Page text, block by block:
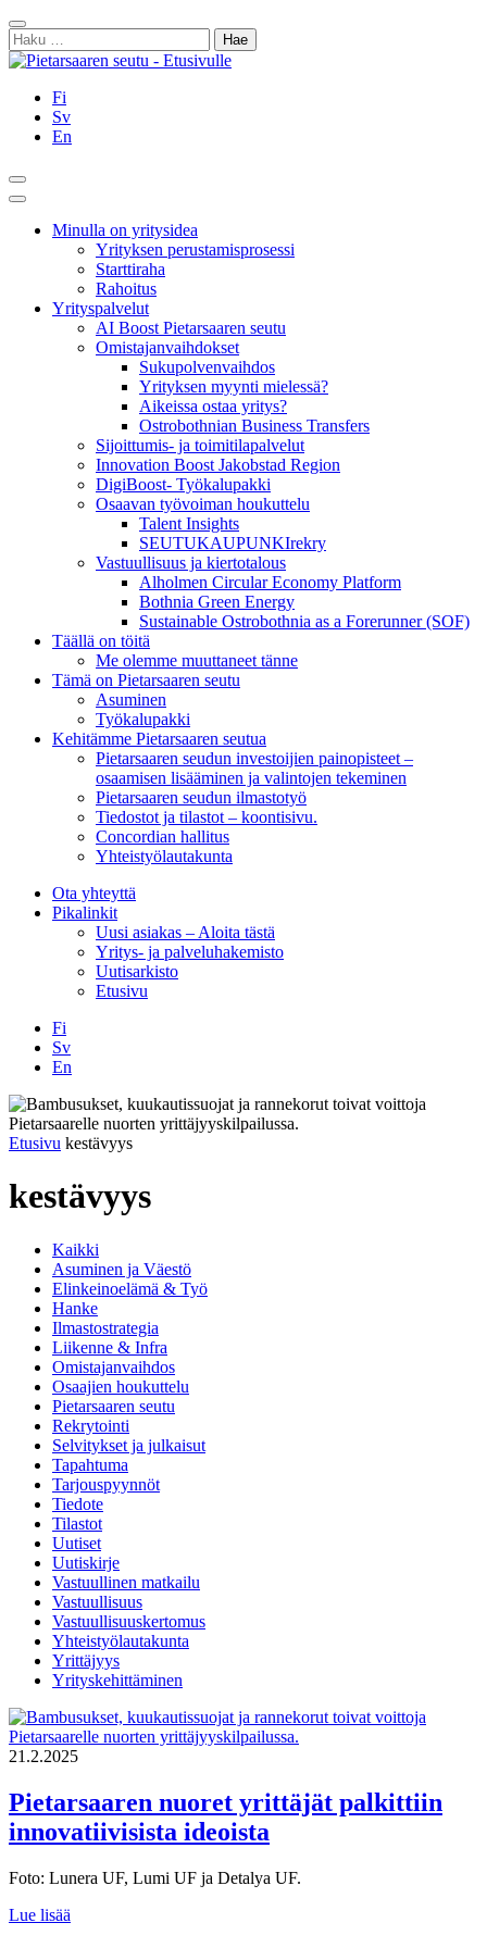
Siirry
sisältöön
Sulje
Haku:
Fi
Sv
En
Hae
Päävalikko
Minulla on yritysidea
Yrityksen perustamisprosessi
Starttiraha
Rahoitus
Yrityspalvelut
AI Boost Pietarsaaren seutu
Omistajanvaihdokset
Sukupolvenvaihdos
Yrityksen myynti mielessä?
Aikeissa ostaa yritys?
Ostrobothnian Business Transfers
Sijoittumis- ja toimitilapalvelut
Innovation Boost Jakobstad Region
DigiBoost- Työkalupakki
Osaavan työvoiman houkuttelu
Talent Insights
SEUTUKAUPUNKIrekry
Vastuullisuus ja kiertotalous
Alholmen Circular Economy Platform
Bothnia Green Energy
Sustainable Ostrobothnia as a Forerunner (SOF)
Täällä on töitä
Me olemme muuttaneet tänne
Tämä on Pietarsaaren seutu
Asuminen
Työkalupakki
Kehitämme Pietarsaaren seutua
Pietarsaaren seudun investoijien painopisteet –
osaamisen lisääminen ja valintojen tekeminen
Pietarsaaren seudun ilmastotyö
Tiedostot ja tilastot – koontisivu.
Concordian hallitus
Yhteistyölautakunta
Ota yhteyttä
Pikalinkit
Uusi asiakas – Aloita tästä
Yritys- ja palveluhakemisto
Uutisarkisto
Etusivu
Fi
Sv
En
Facebook
Instagram
LinkedIN
YouTube
Etusivu kestävyys
kestävyys
Kaikki
Asuminen ja Väestö
Elinkeinoelämä & Työ
Hanke
Ilmastostrategia
Liikenne & Infra
Omistajanvaihdos
Osaajien houkuttelu
Pietarsaaren seutu
Rekrytointi
Selvitykset ja julkaisut
Tapahtuma
Tarjouspyynnöt
Tiedote
Tilastot
Uutiset
Uutiskirje
Vastuullinen matkailu
Vastuullisuus
Vastuullisuuskertomus
Yhteistyölautakunta
Yrittäjyys
Yrityskehittäminen
21.2.2025
Pietarsaaren nuoret yrittäjät palkittiin
innovatiivisista ideoista
Foto: Lunera UF, Lumi UF ja Detalya UF.
Lue lisää